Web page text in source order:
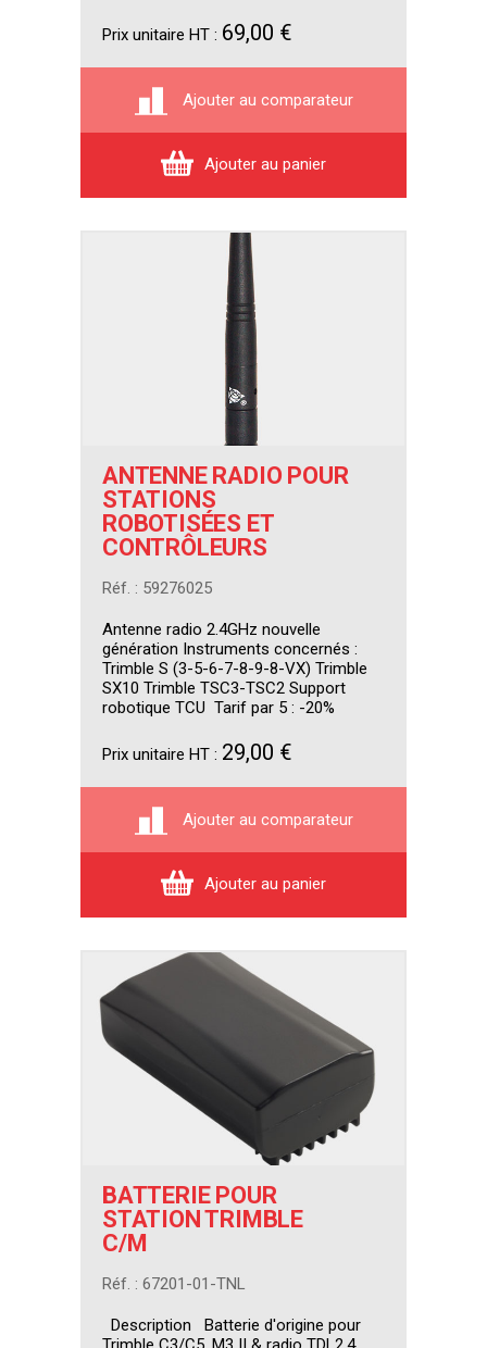
Prix unitaire HT : 69,00 €
Ajouter au comparateur
Ajouter au panier
ANTENNE RADIO POUR
STATIONS
ROBOTISÉES ET
CONTRÔLEURS
Réf. : 59276025
Antenne radio 2.4GHz nouvelle
génération Instruments concernés :
Trimble S (3-5-6-7-8-9-8-VX) Trimble
SX10 Trimble TSC3-TSC2 Support
robotique TCU Tarif par 5 : -20%
Prix unitaire HT : 29,00 €
Ajouter au comparateur
Ajouter au panier
BATTERIE POUR
STATION TRIMBLE
C/M
Réf. : 67201-01-TNL
Description Batterie d'origine pour